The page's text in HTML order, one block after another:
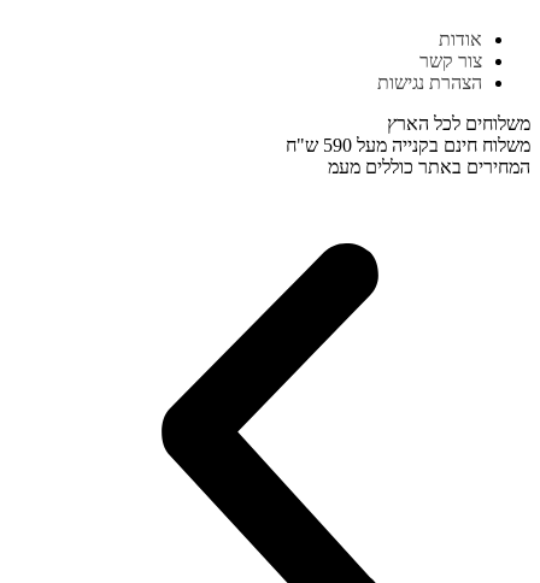
לתוכן
אודות
צור קשר
הצהרת נגישות
משלוחים לכל הארץ
משלוח חינם בקנייה מעל 590 ש"ח
המחירים באתר כוללים מעמ